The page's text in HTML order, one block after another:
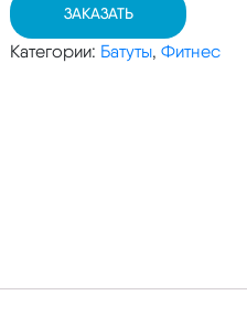
ЗАКАЗАТЬ
Категории: Батуты, Фитнес